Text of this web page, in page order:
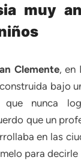
muy
Clemente, en
bajo
nunca
que un
en las
para decirle